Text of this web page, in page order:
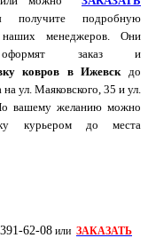
подробную
наших менеджеров. Они
оформят заказ и
ковров в Ижевск до
ул. Маяковского, 35 и ул.
вашему желанию можно
курьером до места
62-08 или ЗАКАЗАТЬ